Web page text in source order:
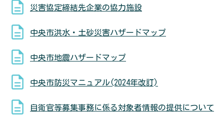
災害協定締結先企業の協力施設
中央市洪水・土砂災害ハザードマップ
中央市地震ハザードマップ
中央市防災マニュアル(2024年改訂)
自衛官等募集事務に係る対象者情報の提供について